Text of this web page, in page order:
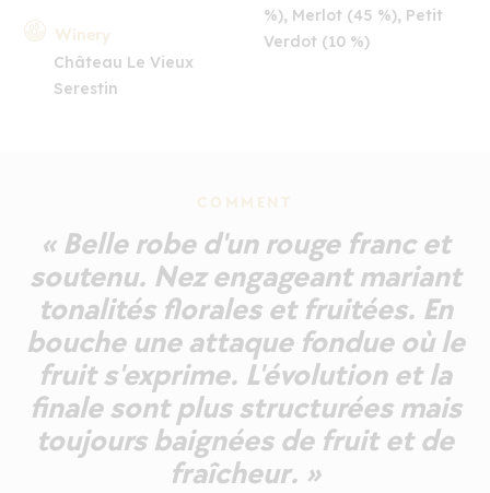
Winery
Château Le Vieux
Serestin
%), Merlot (45 %), Petit
Verdot (10 %)
COMMENT
« Belle robe d'un rouge franc et
soutenu. Nez engageant mariant
tonalités florales et fruitées. En
bouche une attaque fondue où le
fruit s'exprime. L'évolution et la
finale sont plus structurées mais
toujours baignées de fruit et de
fraîcheur. »